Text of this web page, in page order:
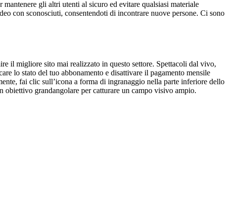
gli altri utenti al sicuro ed evitare qualsiasi materiale
con sconosciuti, consentendoti di incontrare nuove persone. Ci sono
il migliore sito mai realizzato in questo settore. Spettacoli dal vivo,
lo stato del tuo abbonamento e disattivare il pagamento mensile
fai clic sull’icona a forma di ingranaggio nella parte inferiore dello
obiettivo grandangolare per catturare un campo visivo ampio.